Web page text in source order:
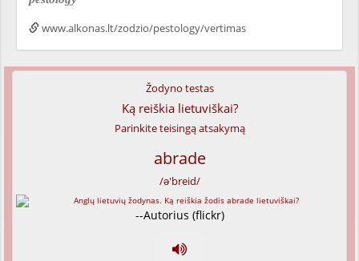
www.alkonas.lt/zodzio/pestology/vertimas
Žodyno testas
Ką reiškia lietuviškai?
Parinkite teisingą atsakymą
abrade
/ə'breid/
--Autorius (flickr)